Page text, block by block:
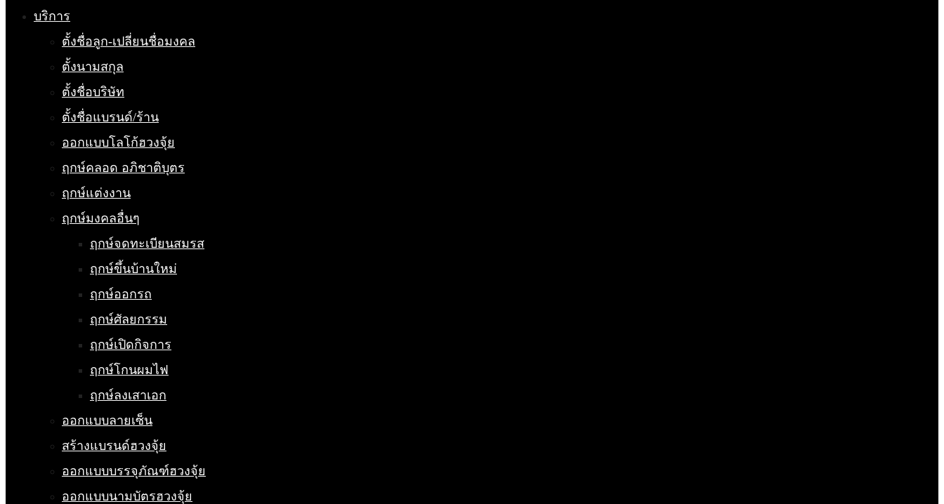
บริการ
ตั้งชื่อลูก-เปลี่ยนชื่อมงคล
ตั้งนามสกุล
ตั้งชื่อบริษัท
ตั้งชื่อแบรนด์/ร้าน
ออกแบบโลโก้ฮวงจุ้ย
ฤกษ์คลอด อภิชาติบุตร
ฤกษ์แต่งงาน
ฤกษ์มงคลอื่นๆ
ฤกษ์จดทะเบียนสมรส
ฤกษ์ขึ้นบ้านใหม่
ฤกษ์ออกรถ
ฤกษ์ศัลยกรรม
ฤกษ์เปิดกิจการ
ฤกษ์โกนผมไฟ
ฤกษ์ลงเสาเอก
ออกแบบลายเซ็น
สร้างแบรนด์ฮวงจุ้ย
ออกแบบบรรจุภัณฑ์ฮวงจุ้ย
ออกแบบนามบัตรฮวงจุ้ย